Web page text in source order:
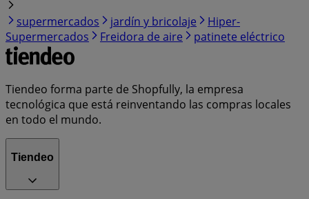
supermercados
jardín y bricolaje
Hiper-
Supermercados
Freidora de aire patinete eléctrico
Tiendeo forma parte de Shopfully, la empresa
tecnológica que está reinventando las compras locales
en todo el mundo.
Tiendeo